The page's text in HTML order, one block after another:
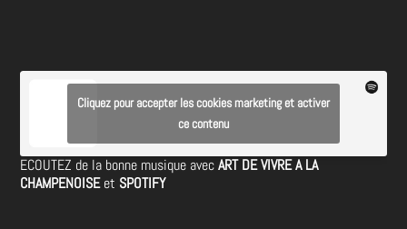
Cliquez pour accepter les cookies marketing et activer
ce contenu
ECOUTEZ de la bonne musique avecART DE VIVRE A LA
CHAMPENOISEet SPOTIFY